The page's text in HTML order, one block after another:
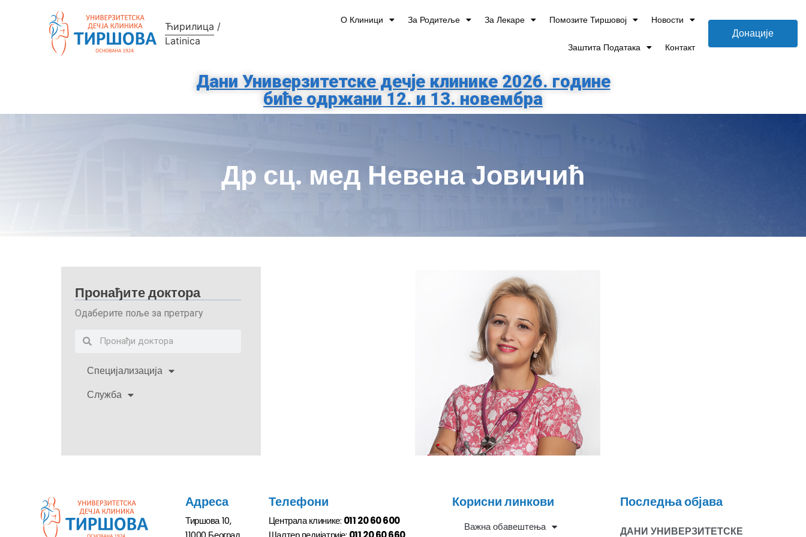
Ћирилица /
Latinica
О Клиници За Родитеље За Лекаре Помозите Тиршовој Новости
Заштита Података Контакт
Донације
Дани Универзитетске дечје клинике 2026. године
биће одржани 12. и 13. новембра
Др сц. мед Невена Јовичић
Пронађите доктора
Одаберите поље за претрагу
Специјализација
Служба
Адреса
Тиршова 10,
Телефони
Централа клинике: 011 20 60 600
Корисни линкови
Важна обавештења
Последња објава
ДАНИ УНИВЕРЗИТЕТСКЕ